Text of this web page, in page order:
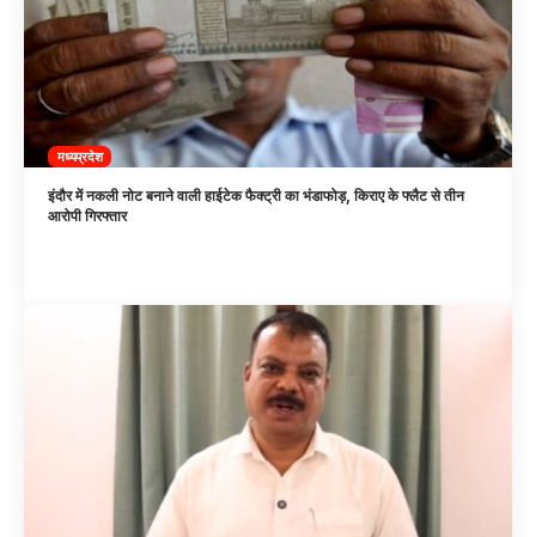
मध्यप्रदेश
इंदौर में नकली नोट बनाने वाली हाईटेक फैक्ट्री का भंडाफोड़, किराए के फ्लैट से तीन
आरोपी गिरफ्तार